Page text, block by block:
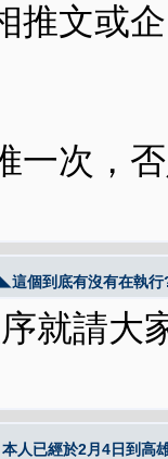
推文或
一次，
這個到底有沒有在執
就請大
人已經於2月4日到高